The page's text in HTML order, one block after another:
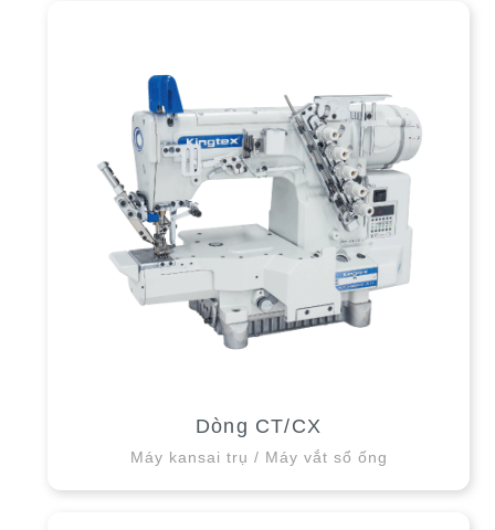
Dòng CT/CX
Máy kansai trụ / Máy vắt sổ ống